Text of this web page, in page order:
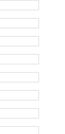
80KW
1992 -
1996
101KW
1996
101KW
1992 -
1996
110KW